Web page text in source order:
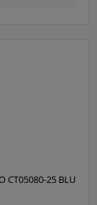
CT05080-25 BLU